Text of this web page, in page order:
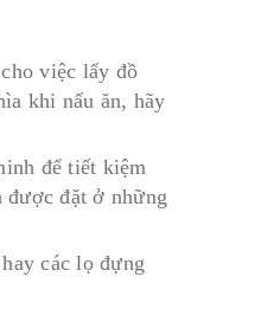
việc lấy đồ
khi nấu ăn, hãy
để tiết kiệm
được đặt ở những
các lọ đựng